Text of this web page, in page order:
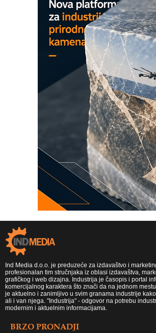
Ind Media d.o.o. je preduzeće za izdavaštvo i
profesionalan tim stručnjaka iz oblasi izdavaštva,
grafičkog i web dizajna. Industrija je časopis i portal
komercijalnog karaktera što znači da na jednom
je aktuelno i zanimljivo u svim granama industrije
ali i van njega. "Industrija" - odgovor na potrebu
modernim i aktuelnim informacijama.
BRZO PRONADJI